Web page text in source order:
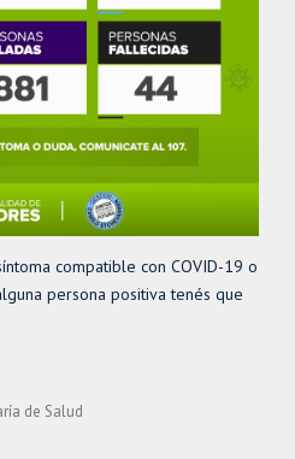
compatible con COVID-19 o
persona positiva tenés que
de Salud